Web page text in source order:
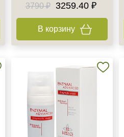
3790 ₽
3259.40 ₽
В корзину